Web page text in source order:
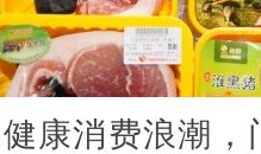
康消费浪潮，